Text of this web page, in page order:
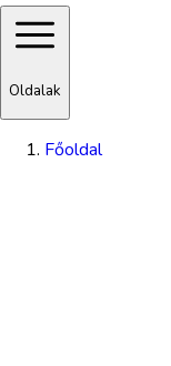
Oldalak
Főoldal